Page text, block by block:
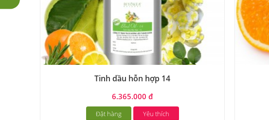
Tinh dầu hỗn hợp 14
6.365.000 đ
Đặt hàng Yêu thích